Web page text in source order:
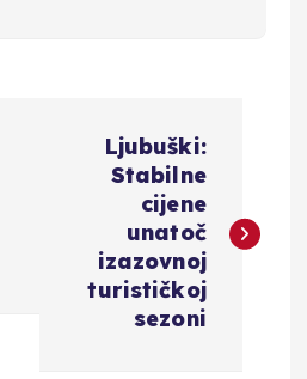
Ljubuški:
Stabilne
cijene
unatoč
izazovnoj
turističkoj
sezoni